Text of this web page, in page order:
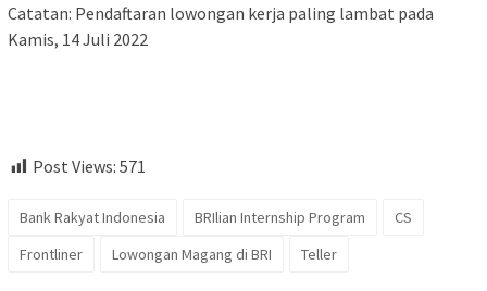
Catatan: Pendaftaran lowongan kerja paling lambat pada
Kamis, 14 Juli 2022
Post Views: 571
Bank Rakyat Indonesia BRIlian Internship Program
CS
Frontliner
Lowongan Magang di BRI Teller